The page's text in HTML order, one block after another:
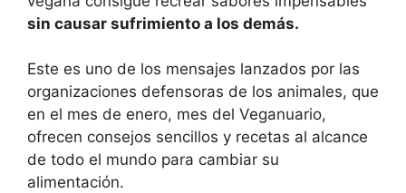
sin causar sufrimiento a los demás.
Este es uno de los mensajes lanzados por las
organizaciones defensoras de los animales, que
en el mes de enero, mes del Veganuario,
ofrecen consejos sencillos y recetas al alcance
de todo el mundo para cambiar su
alimentación.